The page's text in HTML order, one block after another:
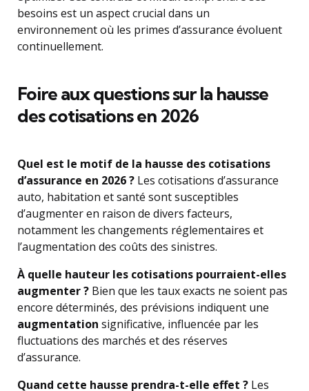
besoins est un aspect crucial dans un
environnement où les primes d’assurance évoluent
continuellement.
Foire aux questions sur la hausse
des cotisations en 2026
Quel est le motif de la hausse des cotisations
d’assurance en 2026 ? Les cotisations d’assurance
auto, habitation et santé sont susceptibles
d’augmenter en raison de divers facteurs,
notamment les changements réglementaires et
l’augmentation des coûts des sinistres.
À quelle hauteur les cotisations pourraient-elles
augmenter ? Bien que les taux exacts ne soient pas
encore déterminés, des prévisions indiquent une
augmentation significative, influencée par les
fluctuations des marchés et des réserves
d’assurance.
Quand cette hausse prendra-t-elle effet ? Les